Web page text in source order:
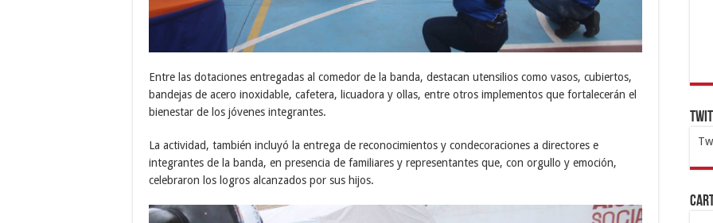
Entre las dotaciones entregadas al comedor de la banda, destacan utensilios como vasos, cubiertos,
bandejas de acero inoxidable, cafetera, licuadora y ollas, entre otros implementos que fortalecerán el
bienestar de los jóvenes integrantes.
La actividad, también incluyó la entrega de reconocimientos y condecoraciones a directores e
integrantes de la banda, en presencia de familiares y representantes que, con orgullo y emoción,
celebraron los logros alcanzados por sus hijos.